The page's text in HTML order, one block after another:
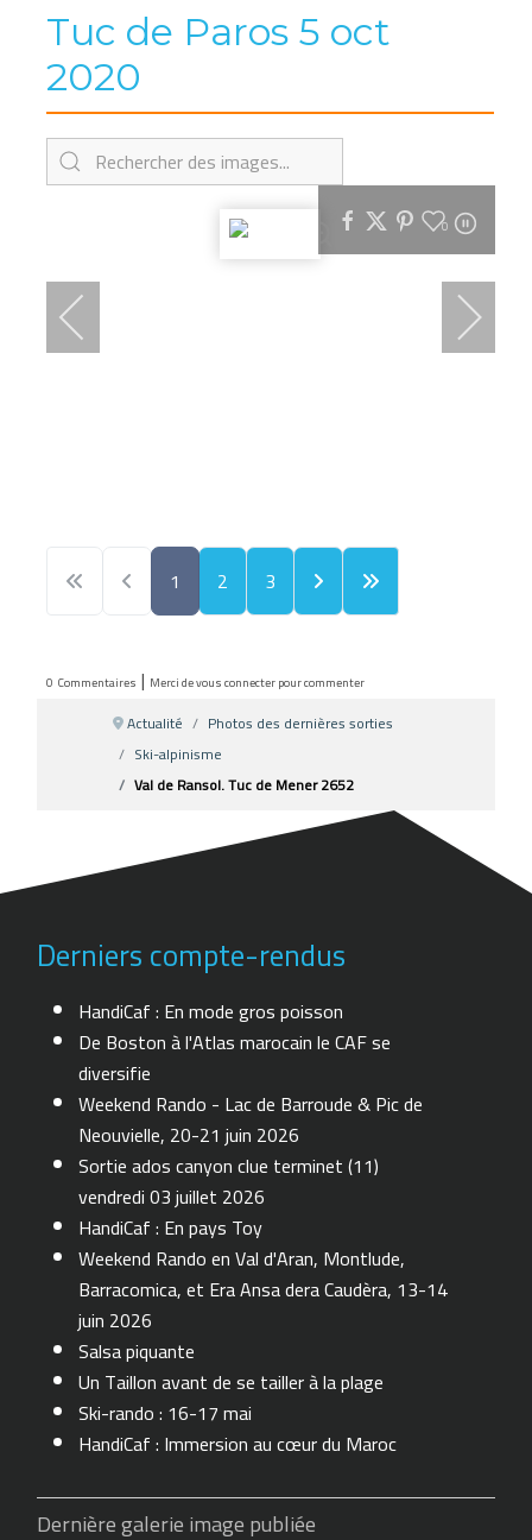
Tuc de Paros 5 oct
2020
0
1 2 3
0 Commentaires | Merci de vous connecter pour commenter
Actualité
Photos des dernières sorties
Ski-alpinisme
Val de Ransol. Tuc de Mener 2652
Derniers compte-rendus
HandiCaf : En mode gros poisson
De Boston à l'Atlas marocain le CAF se
diversifie
Weekend Rando - Lac de Barroude & Pic de
Neouvielle, 20-21 juin 2026
Sortie ados canyon clue terminet (11)
vendredi 03 juillet 2026
HandiCaf : En pays Toy
Weekend Rando en Val d'Aran, Montlude,
Barracomica, et Era Ansa dera Caudèra, 13-14
juin 2026
Salsa piquante
Un Taillon avant de se tailler à la plage
Ski-rando : 16-17 mai
HandiCaf : Immersion au cœur du Maroc
Dernière galerie image publiée